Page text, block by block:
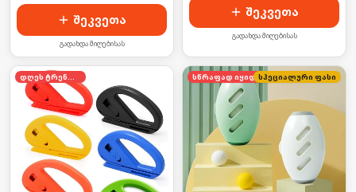
შეკვეთა
გადახდა მიღებისას
შეკვეთა
გადახდა მიღებისას
დღეს ტრენდში სწრაფად იყიდება
სპეციალური ფასი